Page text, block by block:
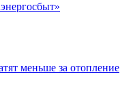
меньше за отопление